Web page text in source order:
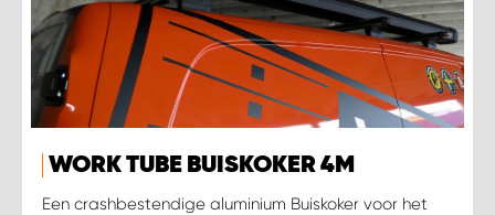
WORK TUBE BUISKOKER 4M
Een crashbestendige aluminium Buiskoker voor het